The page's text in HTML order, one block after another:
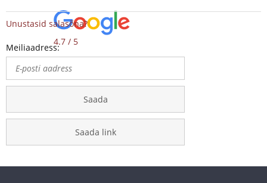
4.7 / 5
Unustasid salasõna?
Meiliaadress:
Saada
Saada link